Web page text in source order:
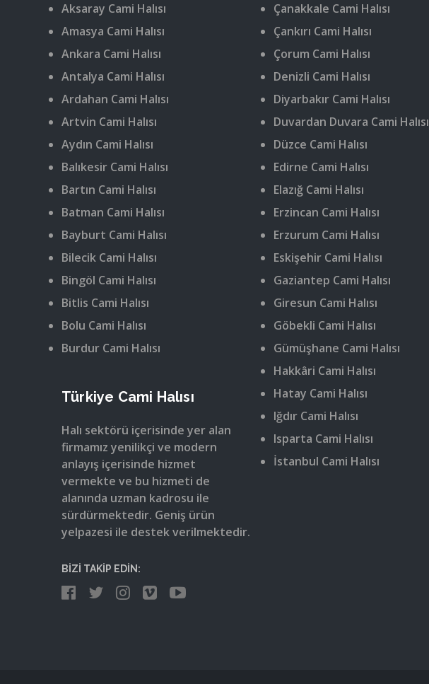
Aksaray Cami Halısı
Amasya Cami Halısı
Ankara Cami Halısı
Antalya Cami Halısı
Ardahan Cami Halısı
Artvin Cami Halısı
Aydın Cami Halısı
Balıkesir Cami Halısı
Bartın Cami Halısı
Batman Cami Halısı
Bayburt Cami Halısı
Bilecik Cami Halısı
Bingöl Cami Halısı
Bitlis Cami Halısı
Bolu Cami Halısı
Burdur Cami Halısı
Türkiye Cami Halısı
Halı sektörü içerisinde yer alan
firmamız yenilikçi ve modern
anlayış içerisinde hizmet
vermekte ve bu hizmeti de
alanında uzman kadrosu ile
sürdürmektedir. Geniş ürün
yelpazesi ile destek verilmektedir.
BİZİ TAKİP EDİN:
Çanakkale Cami Halısı
Çankırı Cami Halısı
Çorum Cami Halısı
Denizli Cami Halısı
Diyarbakır Cami Halısı
Duvardan Duvara Cami Halısı
Düzce Cami Halısı
Edirne Cami Halısı
Elazığ Cami Halısı
Erzincan Cami Halısı
Erzurum Cami Halısı
Eskişehir Cami Halısı
Gaziantep Cami Halısı
Giresun Cami Halısı
Göbekli Cami Halısı
Gümüşhane Cami Halısı
Hakkâri Cami Halısı
Hatay Cami Halısı
Iğdır Cami Halısı
Isparta Cami Halısı
İstanbul Cami Halısı